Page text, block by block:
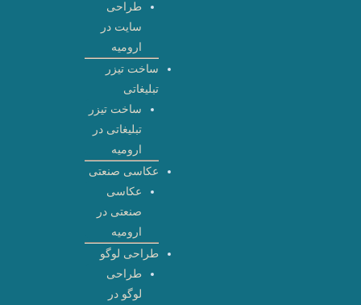
طراحی
سایت در
ارومیه
ساخت تیزر
تبلیغاتی
ساخت تیزر
تبلیغاتی در
ارومیه
عکاسی صنعتی
عکاسی
صنعتی در
ارومیه
طراحی لوگو
طراحی
لوگو در